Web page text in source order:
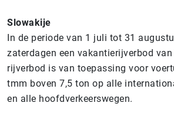
Slowakije
In de periode van 1 juli tot 31
zaterdagen een vakantierijverbod
rijverbod is van toepassing voor
tmm boven 7,5 ton op alle
en alle hoofdverkeerswegen.